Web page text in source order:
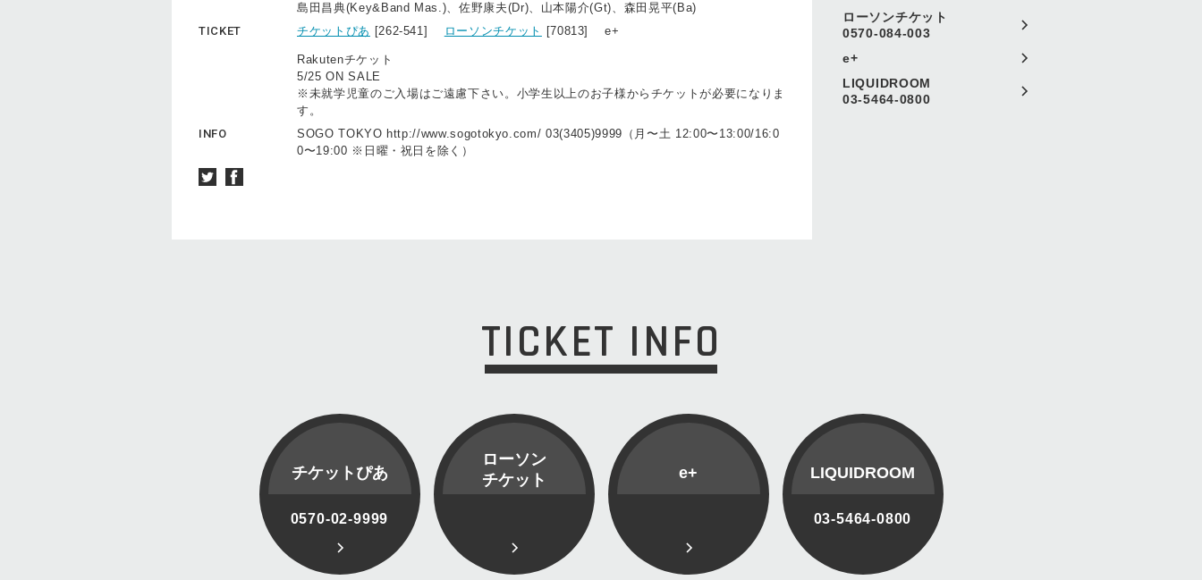
ローソンチケット
0570-084-003
e+
LIQUIDROOM
03-5464-0800
島田昌典(Key&Band Mas.)、佐野康夫(Dr)、山本陽介(Gt)、森田晃平(Ba)
TICKET
チケットぴあ [262-541] ローソンチケット [70813] e+
Rakutenチケット
5/25 ON SALE
※未就学児童のご入場はご遠慮下さい。小学生以上のお子様からチケットが必要になりま
す。
INFO
SOGO TOKYO http://www.sogotokyo.com/ 03(3405)9999（月〜土 12:00〜13:00/16:0
0〜19:00 ※日曜・祝日を除く）
TICKET INFO
チケットぴあ
0570-02-9999
ローソン
チケット
e+ LIQUIDROOM
03-5464-0800